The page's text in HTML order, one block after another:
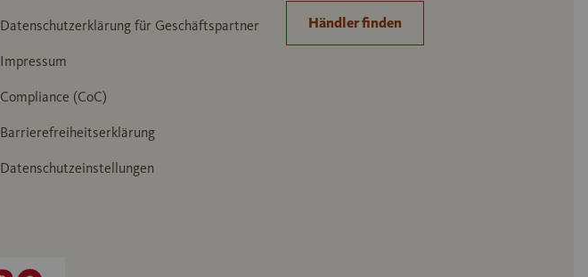
Datenschutzerklärung für Geschäftspartner
Impressum
Compliance (CoC)
Barrierefreiheitserklärung
Datenschutzeinstellungen
Händler finden